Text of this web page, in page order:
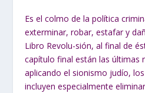
Es el colmo de la política
exterminar, robar, estafar y
Libro Revolu-sión, al final de
capítulo final están las últimas
aplicando el sionismo judío,
incluyen especialmente